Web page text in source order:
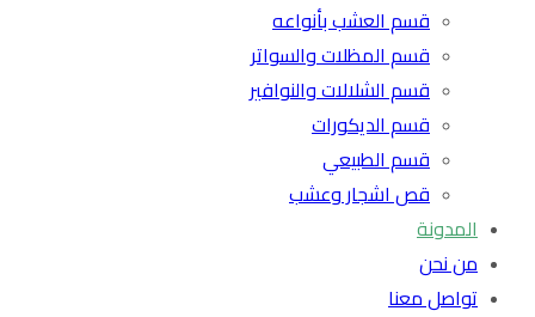
قسم العشب بأنواعه
قسم المظلات والسواتر
قسم الشلالات والنوافير
قسم الديكورات
قسم الطبيعي
قص اشجار وعشب
المدونة
من نحن
تواصل معنا